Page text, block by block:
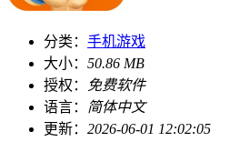
分类： 手机游戏
大小： 50.86 MB
授权：
免费软件
语言：
简体中文
更新： 2026-06-01 12:02:05